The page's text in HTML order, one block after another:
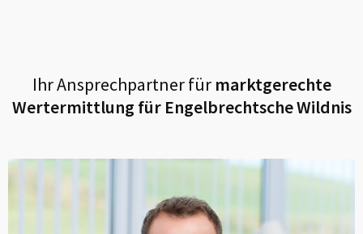
Ihr Ansprechpartner fürmarktgerechte
Wertermittlung für Engelbrechtsche Wildnis